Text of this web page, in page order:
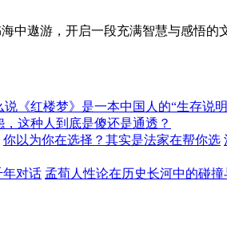
中遨游，开启一段充满智慧与感悟的
说《红楼梦》是一本中国人的“生存说明
这种人到底是傻还是通透？
你以为你在选择？其实是法家在帮你选
年对话 孟荀人性论在历史长河中的碰撞